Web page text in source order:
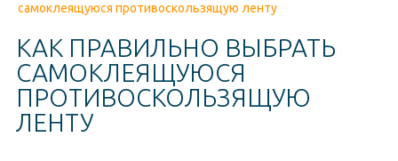
самоклеящуюся противоскользящую ленту
КАК ПРАВИЛЬНО ВЫБРАТЬ
САМОКЛЕЯЩУЮСЯ
ПРОТИВОСКОЛЬЗЯЩУЮ
ЛЕНТУ